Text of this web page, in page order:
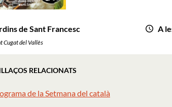
de Sant Francesc
Cugat del Vallès
A
RELACIONATS
de la Setmana del català